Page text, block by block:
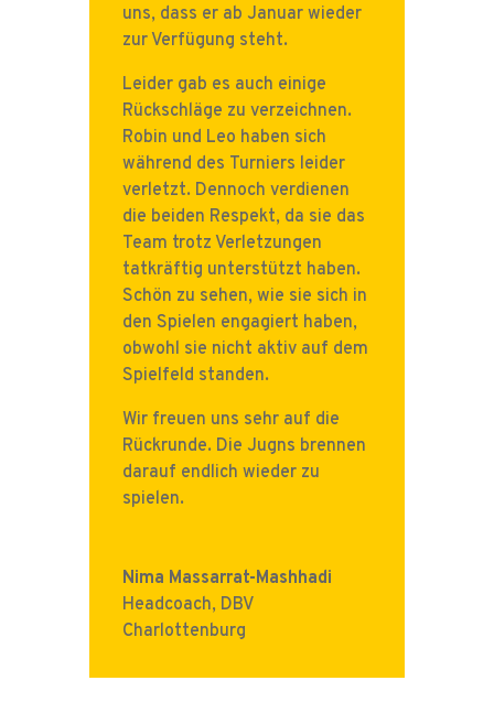
uns, dass er ab Januar wieder
zur Verfügung steht.
Leider gab es auch einige
Rückschläge zu verzeichnen.
Robin und Leo haben sich
während des Turniers leider
verletzt. Dennoch verdienen
die beiden Respekt, da sie das
Team trotz Verletzungen
tatkräftig unterstützt haben.
Schön zu sehen, wie sie sich in
den Spielen engagiert haben,
obwohl sie nicht aktiv auf dem
Spielfeld standen.
Wir freuen uns sehr auf die
Rückrunde. Die Jugns brennen
darauf endlich wieder zu
spielen.
Nima Massarrat-Mashhadi
Headcoach, DBV
Charlottenburg